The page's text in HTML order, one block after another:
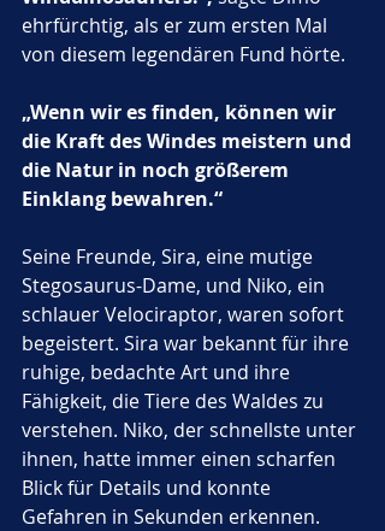
ehrfürchtig, als er zum ersten Mal
von diesem legendären Fund hörte.
„Wenn wir es finden, können wir
die Kraft des Windes meistern und
die Natur in noch größerem
Einklang bewahren.“
Seine Freunde, Sira, eine mutige
Stegosaurus-Dame, und Niko, ein
schlauer Velociraptor, waren sofort
begeistert. Sira war bekannt für ihre
ruhige, bedachte Art und ihre
Fähigkeit, die Tiere des Waldes zu
verstehen. Niko, der schnellste unter
ihnen, hatte immer einen scharfen
Blick für Details und konnte
Gefahren in Sekunden erkennen.